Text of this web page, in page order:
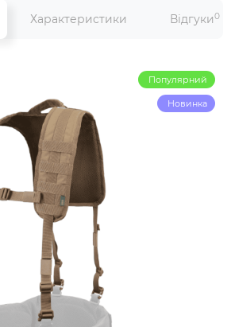
Характеристики Відгуки0
Популярний
Новинка